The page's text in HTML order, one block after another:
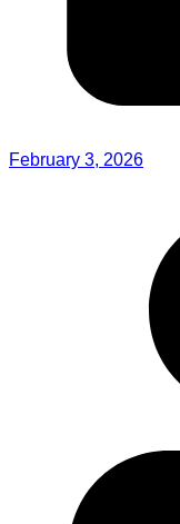
February 3, 2026